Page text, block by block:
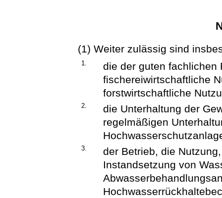
(1) Weiter zulässig sind
1.
die der guten fachlichen
fischereiwirtschaftliche
forstwirtschaftliche
2.
die Unterhaltung der
regelmäßigen
3.
der Betrieb, die
Instandsetzung von